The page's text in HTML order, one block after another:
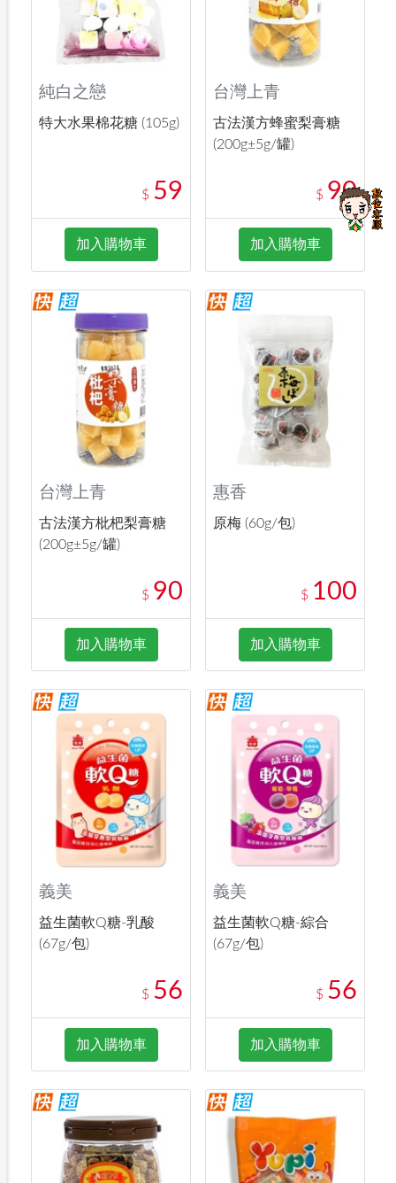
純白之戀
特大水果棉花糖 (105g)
$ 59
加入購物車
台灣上青
古法漢方蜂蜜梨膏糖
(200g±5g/罐)
$ 90
加入購物車
台灣上青
古法漢方枇杷梨膏糖
(200g±5g/罐)
$ 90
加入購物車
惠香
原梅 (60g/包)
$ 100
加入購物車
義美
益生菌軟Q糖-乳酸
(67g/包)
$ 56
加入購物車
義美
益生菌軟Q糖-綜合
(67g/包)
$ 56
加入購物車